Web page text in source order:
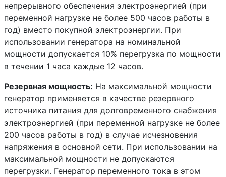
непрерывного обеспечения электроэнергией (при
переменной нагрузке не более 500 часов работы в
год) вместо покупной электроэнергии. При
использовании генератора на номинальной
мощности допускается 10% перегрузка по мощности
в течении 1 часа каждые 12 часов.
Резервная мощность: На максимальной мощности
генератор применяется в качестве резервного
источника питания для долговременного снабжения
электроэнергией (при переменной нагрузке не более
200 часов работы в год) в случае исчезновения
напряжения в основной сети. При использовании на
максимальной мощности не допускаются
перегрузки. Генератор переменного тока в этом